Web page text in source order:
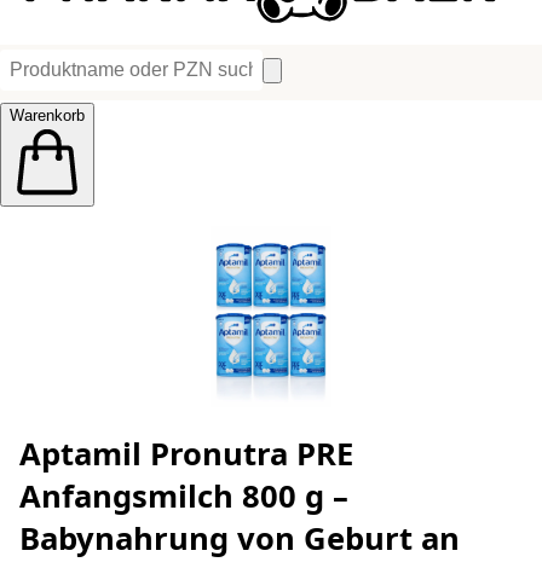
Warenkorb
Aptamil Pronutra PRE
Anfangsmilch 800 g –
Babynahrung von Geburt an